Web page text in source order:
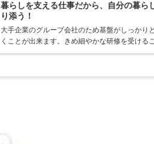
暮らしを支える仕事だから、自分の暮ら
り添う！
大手企業のグループ会社のため基盤がしっかり
くことが出来ます。きめ細やかな研修を受け